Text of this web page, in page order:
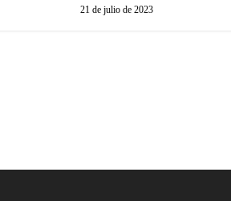
21 de julio de 2023